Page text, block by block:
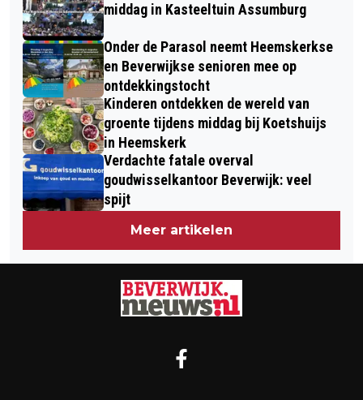
middag in Kasteeltuin Assumburg
Onder de Parasol neemt Heemskerkse
en Beverwijkse senioren mee op
ontdekkingstocht
Kinderen ontdekken de wereld van
groente tijdens middag bij Koetshuijs
in Heemskerk
Verdachte fatale overval
goudwisselkantoor Beverwijk: veel
spijt
Meer artikelen